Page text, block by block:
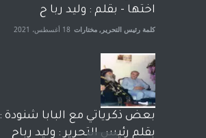
آراء حرة مختارات 7 أبريل، 2023
اختها - بقلم : وليد ربا ح
كلمة رئيس التحرير , مختارات 18 أغسطس، 2021
بعض ذكرياتي مع البابا شنودة :
بقلم رئيس التحرير : وليد رباح